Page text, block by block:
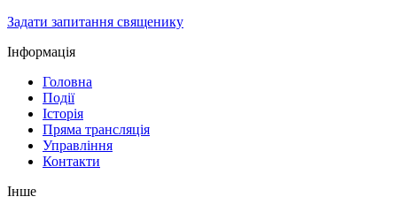
Задати запитання священику
Інформація
Головна
Події
Історія
Пряма трансляція
Управління
Контакти
Інше